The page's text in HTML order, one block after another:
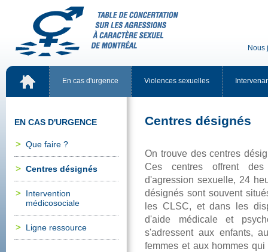
Encasd'urgence Violencessexuelles
ENCASD'URGENCE
Quefaire?
Centresdésignés
Intervention
médicosociale
Ligneressource
Centresdésignés